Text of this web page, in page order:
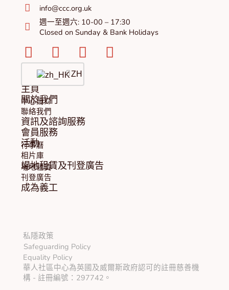
info@ccc.org.uk
週一至週六: 10-00 – 17:30
Closed on Sunday & Bank Holidays
Facebook-
square
Instagram
TwitterYoutube
主頁
關於我們
中心簡介
聯絡我們
資訊及諮詢服務
會員服務
活動
行事曆
相片庫
場地租賃及刊登廣告
場地租賃
刊登廣告
成為義工
ZH
私隱政策
Safeguarding Policy
Equality Policy
華人社區中心為英國及威爾斯政府認可的註冊慈善機
構 - 註冊編號：297742。